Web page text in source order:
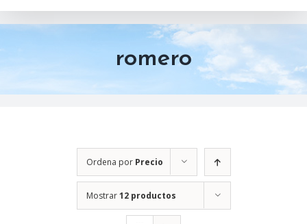
romero
Ordena por Precio
Mostrar12 productos